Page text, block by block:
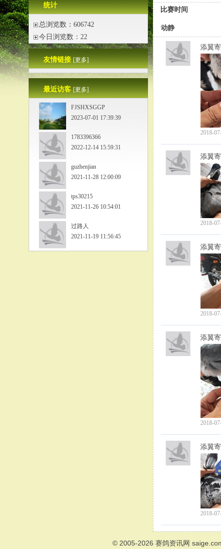
统计
总浏览数：606742
今日浏览数：22
友情链接[更多]
最近访客[更多]
FJSHXSGGP
2023-07-01 17:39:39
1783396366
2022-12-14 15:59:31
guzhenjian
2021-11-28 12:00:09
tps30215
2021-11-26 10:54:01
过路人
2021-11-19 11:56:45
比赛时间
动静
添翼
2018-
添翼
2018-
添翼
2018-
添翼
2018-
添翼
2018-
© 2005-2026 赛鸽资讯网